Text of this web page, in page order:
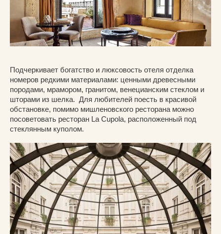
Подчеркивает богатство и люксовость отеля отделка
номеров редкими материалами: ценными древесными
породами, мрамором, гранитом, венецианским стеклом и
шторами из шелка. Для любителей поесть в красивой
обстановке, помимо мишленовского ресторана можно
посоветовать ресторан La Cupola, расположенный под
стеклянным куполом.